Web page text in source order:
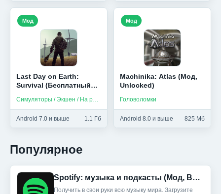
Last Day on Earth:
Survival (Бесплатный
Симуляторы / Экшен / На русском
Android 7.0 и выше 1.1 Гб
Мод
Machinika: Atlas (Мод,
Unlocked)
Головоломки
Android 8.0 и выше 825 Мб
Мод
Популярное
Spotify: музыка и подкасты (Мод, Всё разблокировано)
Получить в свои руки всю музыку мира. Загрузите